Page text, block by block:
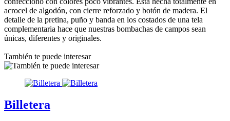
acrocel de algodón, con cierre reforzado y botón de madera. El
detalle de la pretina, puño y banda en los costados de una tela
complementaria hace que nuestras bombachas de campos sean
únicas, diferentes y originales.
También te puede interesar
Billetera